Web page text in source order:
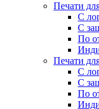
Печати
С
С
По
Печати
С
С
По